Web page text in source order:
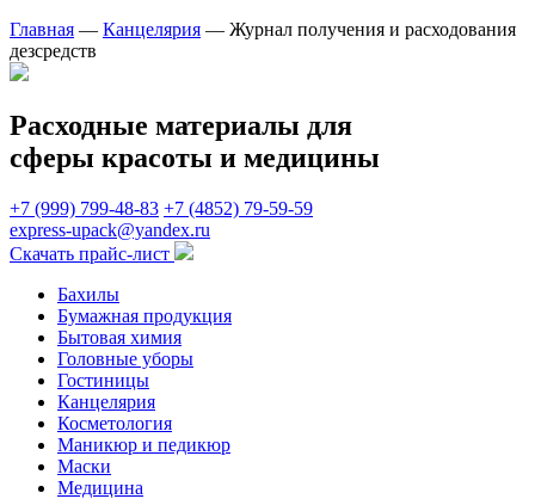
Главная — Канцелярия — Журнал получения и расходования
дезсредств
Расходные материалы для
сферы красоты и медицины
+7 (999) 799-48-83 +7 (4852) 79-59-59
express-upack@yandex.ru
Скачать прайс-лист
Бахилы
Бумажная продукция
Бытовая химия
Головные уборы
Гостиницы
Канцелярия
Косметология
Маникюр и педикюр
Маски
Медицина